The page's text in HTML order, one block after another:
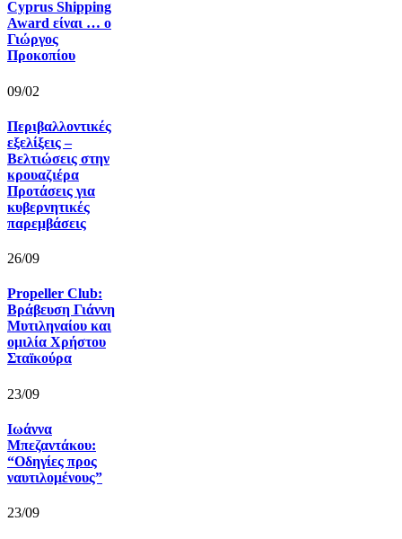
Cyprus Shipping
Award είναι … ο
Γιώργος
Προκοπίου
09/02
Περιβαλλοντικές
εξελίξεις –
Βελτιώσεις στην
κρουαζιέρα
Προτάσεις για
κυβερνητικές
παρεμβάσεις
26/09
Propeller Club:
Βράβευση Γιάννη
Μυτιληναίου και
ομιλία Χρήστου
Σταïκούρα
23/09
Ιωάννα
Μπεζαντάκου:
“Οδηγίες προς
ναυτιλομένους”
23/09